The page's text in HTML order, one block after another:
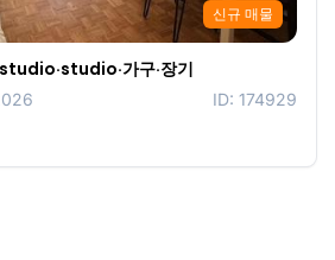
신규 매물
가구·장기
ID: 174929